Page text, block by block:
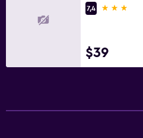
7,4
3 estrellas
$39